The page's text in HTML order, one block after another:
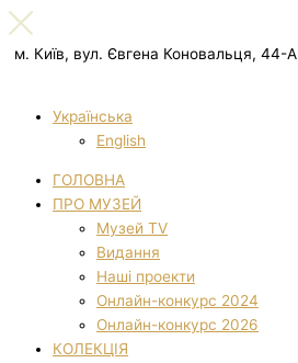
м. Київ, вул. Євгена Коновальця, 44-А
Українська
English
ГОЛОВНА
ПРО МУЗЕЙ
Музей TV
Видання
Наші проекти
Онлайн-конкурс 2024
Онлайн-конкурс 2026
КОЛЕКЦІЯ